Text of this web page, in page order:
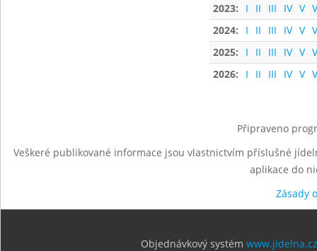
2023:
I II III IV V
2024:
I II III IV V
2025:
I II III IV V
2026:
I II III IV V
Připraveno
Veškeré publikované informace jsou vlastnictvím příslušné
aplikace do
Zásady
Objednávkový systém www.jidelna.cz